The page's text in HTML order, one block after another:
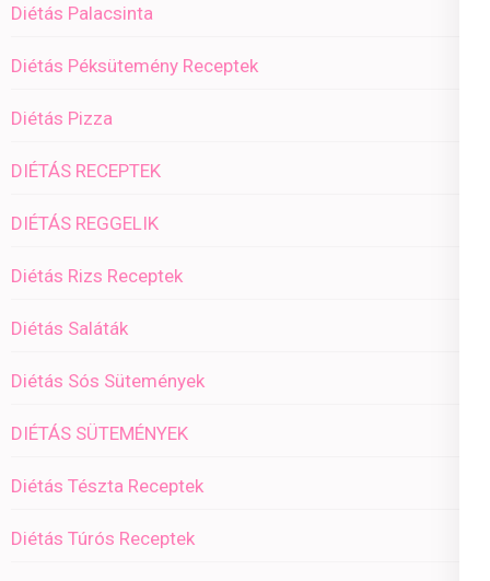
Diétás Palacsinta
Diétás Péksütemény Receptek
Diétás Pizza
DIÉTÁS RECEPTEK
DIÉTÁS REGGELIK
Diétás Rizs Receptek
Diétás Saláták
Diétás Sós Sütemények
DIÉTÁS SÜTEMÉNYEK
Diétás Tészta Receptek
Diétás Túrós Receptek